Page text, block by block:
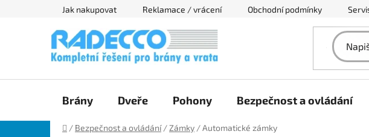
Jak nakupovat Reklamace / vrácení Obchodní podmínky
Brány Dveře Pohony Bezpečnost a ovládání
Domů
/ Bezpečnost a ovládání / Zámky /Automatické zámky